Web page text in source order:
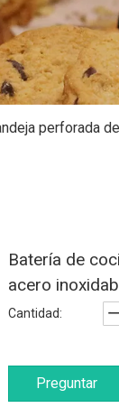
perforada
Batería de
acero
Cantidad:
Preguntar